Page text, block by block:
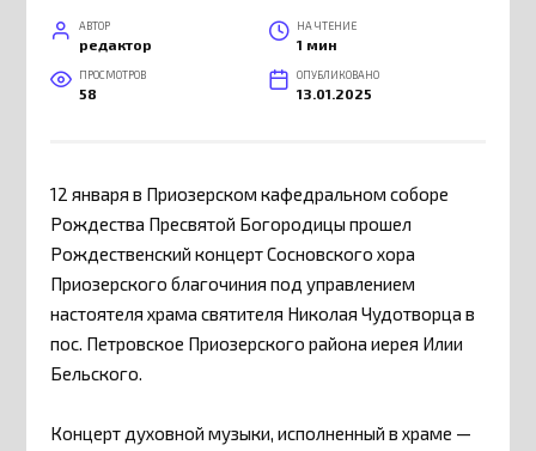
АВТОР
редактор
НА ЧТЕНИЕ
1 мин
ПРОСМОТРОВ
58
ОПУБЛИКОВАНО
13.01.2025
12 января в Приозерском кафедральном соборе
Рождества Пресвятой Богородицы прошел
Рождественский концерт Сосновского хора
Приозерского благочиния под управлением
настоятеля храма святителя Николая Чудотворца в
пос. Петровское Приозерского района иерея Илии
Бельского.
Концерт духовной музыки, исполненный в храме —